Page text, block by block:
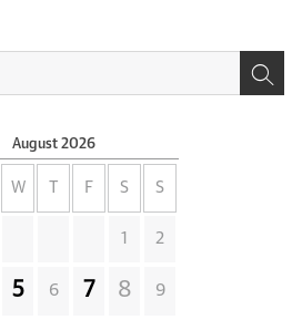
August 2026
W F S S
1 2
5 6 7 8 9